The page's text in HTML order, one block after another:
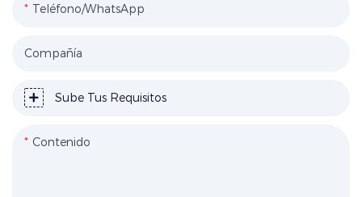
Teléfono/WhatsApp
Compañía
Sube Tus Requisitos
Contenido